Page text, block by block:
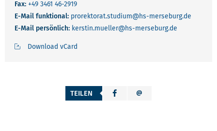
Fax: +49 3461 46-2919
E-Mail funktional: prorektorat.studium@hs-merseburg.de
E-Mail persönlich: kerstin.mueller@hs-merseburg.de
Download vCard
TEILEN